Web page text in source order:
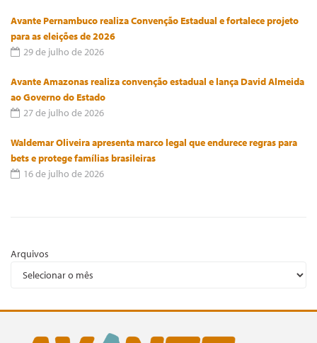
Avante Pernambuco realiza Convenção Estadual e fortalece projeto
para as eleições de 2026
29 de julho de 2026
Avante Amazonas realiza convenção estadual e lança David Almeida
ao Governo do Estado
27 de julho de 2026
Waldemar Oliveira apresenta marco legal que endurece regras para
bets e protege famílias brasileiras
16 de julho de 2026
Arquivos